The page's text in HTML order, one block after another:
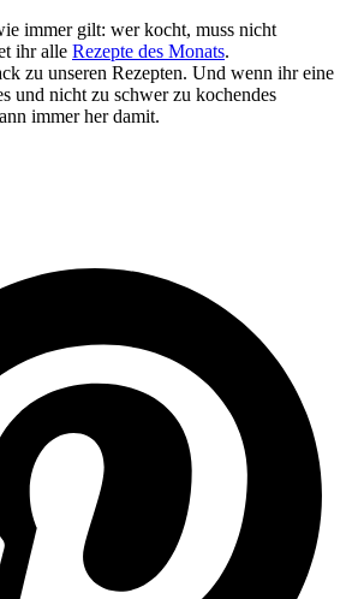
immer gilt: wer kocht, muss nicht
ihr alle Rezepte des Monats.
zu unseren Rezepten. Und wenn ihr eine
und nicht zu schwer zu kochendes
immer her damit.